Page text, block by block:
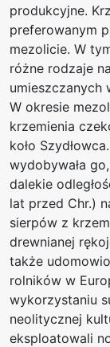
produkcyjne.
preferowanym
mezolicie. W
różne rodzaje
umieszczanych
W okresie
krzemienia
koło
wydobywała
dalekie
lat przed Chr.)
sierpów z
drewnianej
także
rolników w
wykorzystaniu
neolitycznej
eksploatowali